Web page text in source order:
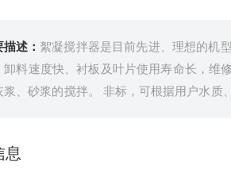
述： 絮凝搅拌器是目前先进、理想的机
卸料速度快、衬板及叶片使用寿命长，维
浆、砂浆的搅拌。 非标，可根据用户水质
息